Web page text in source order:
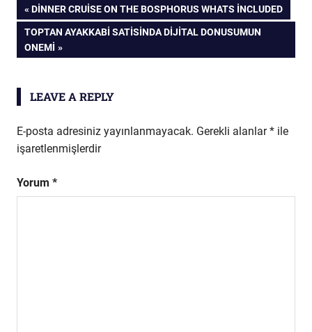
Yazı
gezinmesi
PREVIOUS
POST:
DINNER CRUISE ON THE BOSPHORUS WHATS İNCLUDED
NEXT
POST:
TOPTAN AYAKKABI SATISINDA DIJITAL DONUSUMUN
ONEMI
LEAVE A REPLY
E-posta adresiniz yayınlanmayacak. Gerekli alanlar* ile
işaretlenmişlerdir
Yorum *